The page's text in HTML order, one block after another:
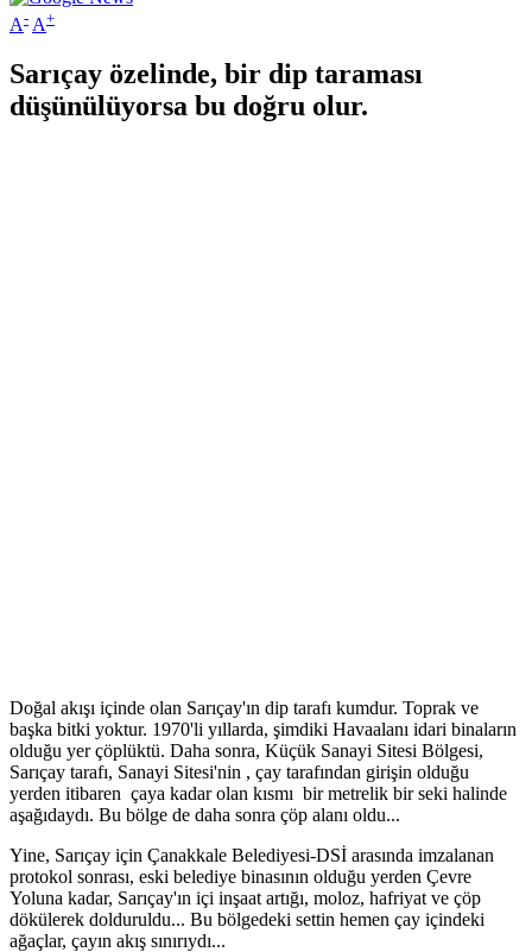
A- A+
Sarıçay özelinde, bir dip taraması
düşünülüyorsa bu doğru olur.
Doğal akışı içinde olan Sarıçay'ın dip tarafı kumdur. Toprak ve
başka bitki yoktur. 1970'li yıllarda, şimdiki Havaalanı idari binaların
olduğu yer çöplüktü. Daha sonra, Küçük Sanayi Sitesi Bölgesi,
Sarıçay tarafı, Sanayi Sitesi'nin , çay tarafından girişin olduğu
yerden itibaren çaya kadar olan kısmı bir metrelik bir seki halinde
aşağıdaydı. Bu bölge de daha sonra çöp alanı oldu...
Yine, Sarıçay için Çanakkale Belediyesi-DSİ arasında imzalanan
protokol sonrası, eski belediye binasının olduğu yerden Çevre
Yoluna kadar, Sarıçay'ın içi inşaat artığı, moloz, hafriyat ve çöp
dökülerek dolduruldu... Bu bölgedeki settin hemen çay içindeki
ağaçlar, çayın akış sınırıydı...